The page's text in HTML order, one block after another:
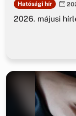
Hatósági hír
2026. májusi